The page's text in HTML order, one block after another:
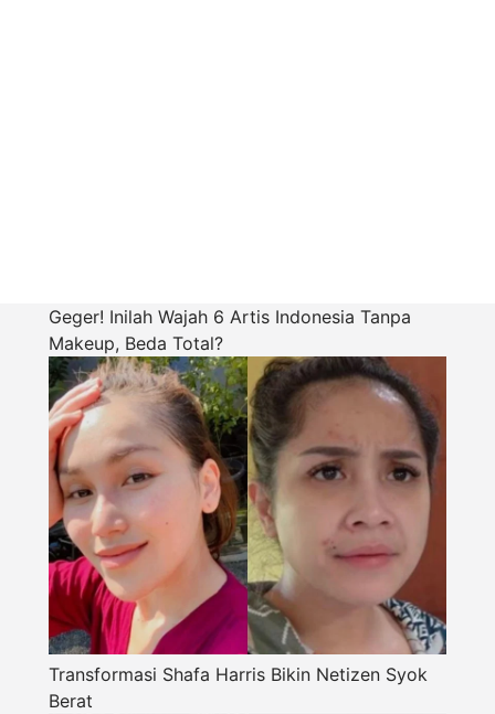
Geger! Inilah Wajah 6 Artis Indonesia Tanpa
Makeup, Beda Total?
Transformasi Shafa Harris Bikin Netizen Syok
Berat